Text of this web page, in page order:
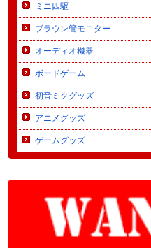
ミニ四駆
ブラウン管モニター
オーディオ機器
ボードゲーム
初音ミクグッズ
アニメグッズ
ゲームグッズ